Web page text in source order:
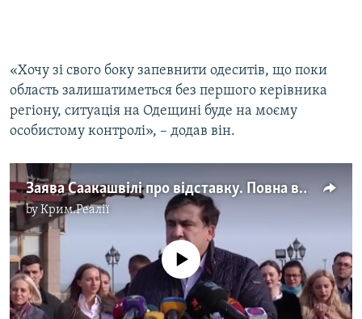
«Хочу зі свого боку запевнити одеситів, що поки
область залишатиметься без першого керівника
регіону, ситуація на Одещині буде на моєму
особистому контролі», – додав він.
Заява Саакашвілі про відставку. Повна версія
byКрим.Реалії
No media source currently available